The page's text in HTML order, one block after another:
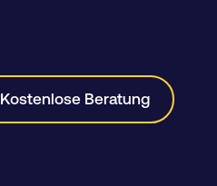
Kostenlose Beratung